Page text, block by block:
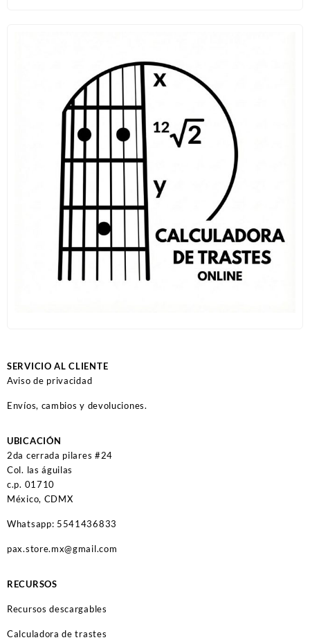
SERVICIO AL CLIENTE
Aviso de privacidad
Envíos, cambios y devoluciones.
UBICACIÓN
2da cerrada pilares #24
Col. las águilas
c.p. 01710
México, CDMX
Whatsapp: 5541436833
pax.store.mx@gmail.com
RECURSOS
Recursos descargables
Calculadora de trastes